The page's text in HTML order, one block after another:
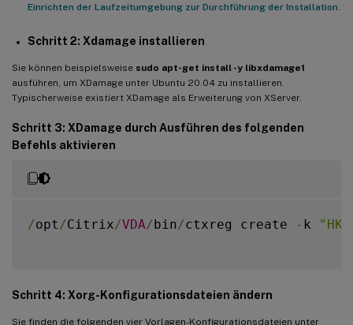
Einrichten der Laufzeitumgebung zur Durchführung der Installation
Schritt 2: Xdamage installieren
Sie können beispielsweise sudo apt-get install -y libxdamage1
ausführen, um XDamage unter Ubuntu 20.04 zu installieren.
Typischerweise existiert XDamage als Erweiterung von XServer.
Schritt 3: XDamage durch Ausführen des folgenden
Befehls aktivieren
/opt /Citrix/VDA/bin/ctxreg create - k
Schritt 4: Xorg-Konfigurationsdateien ändern
Sie finden die folgenden vier Vorlagen-Konfigurationsdateien unter